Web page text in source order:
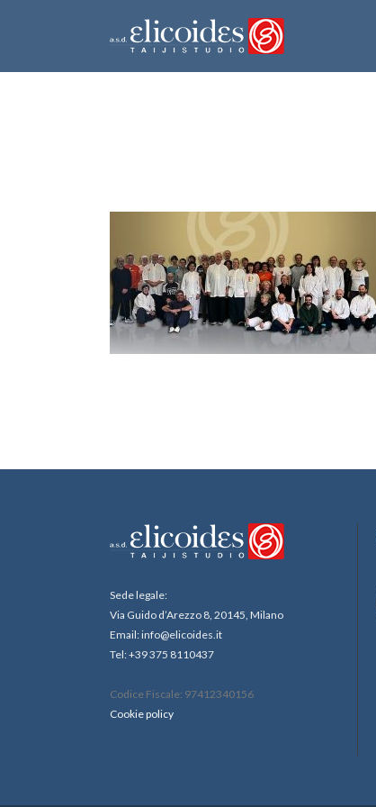
Sede legale:
Via Guido d’Arezzo 8, 20145, Milano
Email: info@elicoides.it
Tel: +39 375 8110437
Codice Fiscale: 97412340156
Cookie policy